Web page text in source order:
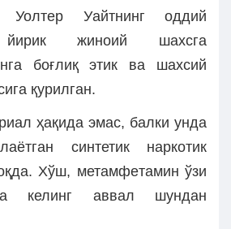
Уайтнинг оддий
йирик жиноий шахсга
боғлиқ этик ва шахсий
қурилган.
ҳақида эмас, балки унда
синтетик наркотик
Хўш, метамфeтамин ўзи
келинг аввал шундан